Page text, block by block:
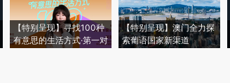
【特别呈现】寻找100种
有意思的生活方式·第一对
【特别呈现】澳门全力探
索葡语国家新渠道